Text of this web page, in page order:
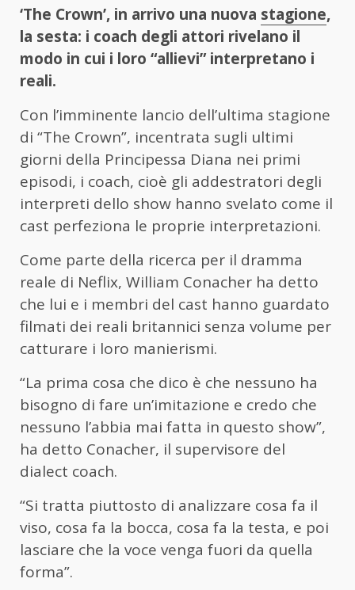
‘The Crown’, in arrivo una nuova stagione,
la sesta: i coach degli attori rivelano il
modo in cui i loro “allievi” interpretano i
reali.
Con l’imminente lancio dell’ultima stagione
di “The Crown”, incentrata sugli ultimi
giorni della Principessa Diana nei primi
episodi, i coach, cioè gli addestratori degli
interpreti dello show hanno svelato come il
cast perfeziona le proprie interpretazioni.
Come parte della ricerca per il dramma
reale di Neflix, William Conacher ha detto
che lui e i membri del cast hanno guardato
filmati dei reali britannici senza volume per
catturare i loro manierismi.
“La prima cosa che dico è che nessuno ha
bisogno di fare un’imitazione e credo che
nessuno l’abbia mai fatta in questo show”,
ha detto Conacher, il supervisore del
dialect coach.
“Si tratta piuttosto di analizzare cosa fa il
viso, cosa fa la bocca, cosa fa la testa, e poi
lasciare che la voce venga fuori da quella
forma”.